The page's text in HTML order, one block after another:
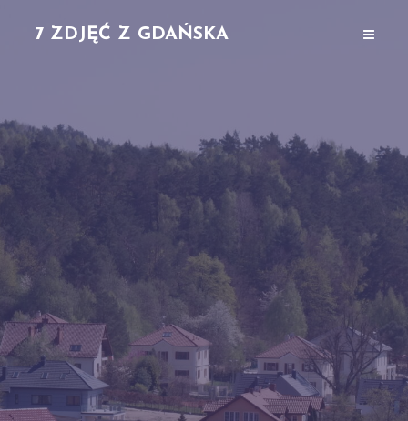
7 ZDJĘĆ Z GDAŃSKA